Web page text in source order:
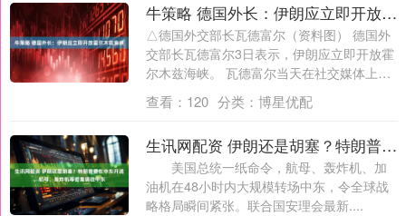
牛策略 德国外长：伊朗应立即开放霍尔木兹海峡
△德国外交部长瓦德富尔（资料图） 德国外
交部长瓦德富尔3日表示，伊朗应立即开放霍
尔木兹海峡。 瓦德富尔当天在社交媒体上
发....
查看： 120 分类： 博星优配
生讯网配资 伊朗还是胡塞？特朗普要在中东开战，航母、轰炸机等密集调往中东
美国总统一纸命令，航母、轰炸机、加
油机在48小时内大规模转场中东，令全球战
略格局瞬间紧张。联合国安理会最新....